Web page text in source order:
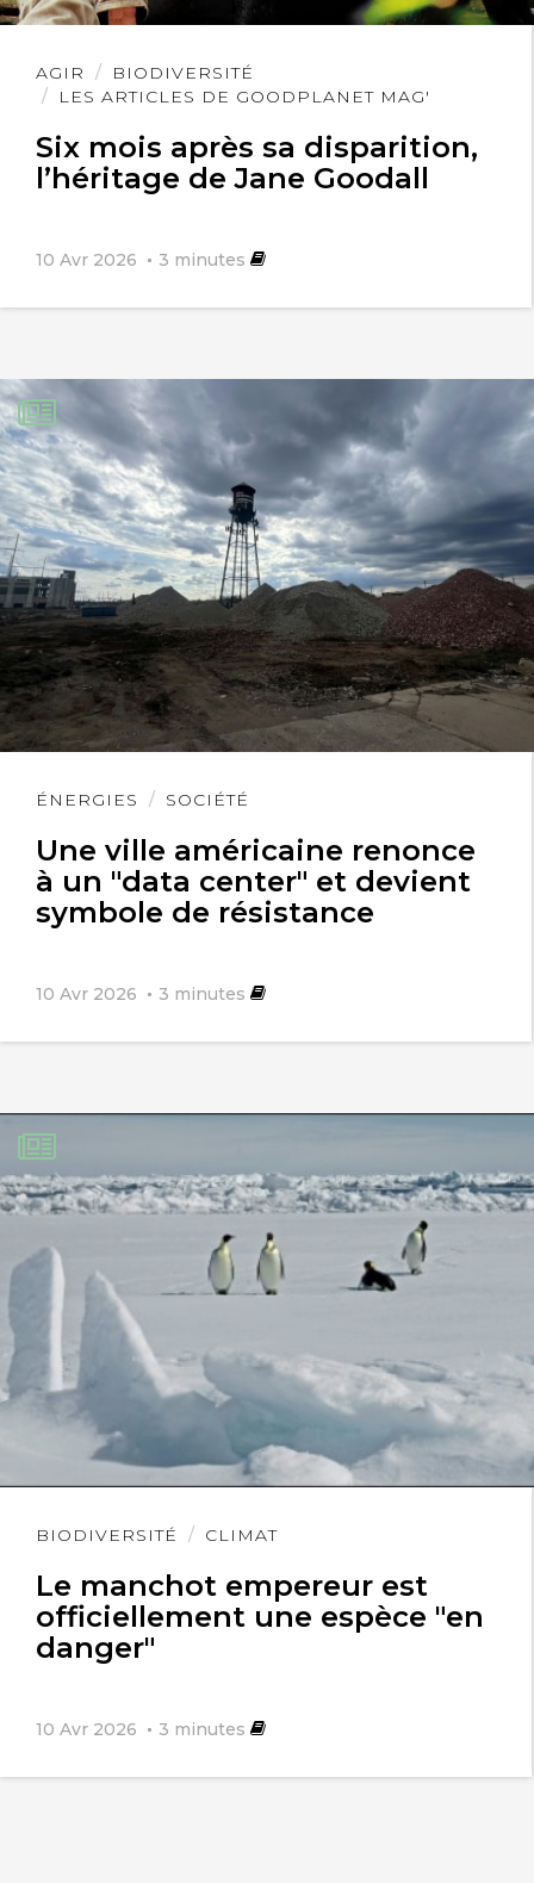
AGIR
BIODIVERSITÉ
LES ARTICLES DE GOODPLANET MAG'
Six mois après sa disparition,
l’héritage de Jane Goodall
10 Avr 2026 3 minutes
Lire
l'article
ÉNERGIES SOCIÉTÉ
Une ville américaine renonce
à un "data center" et devient
symbole de résistance
10 Avr 2026 3 minutes
Lire
BIODIVERSITÉ CLIMAT
Le manchot empereur est
officiellement une espèce "en
danger"
10 Avr 2026 3 minutes
Lire